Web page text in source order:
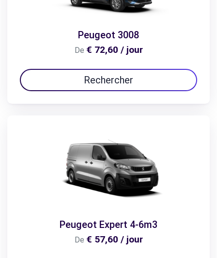
Peugeot 3008
De € 72,60 / jour
Rechercher
Peugeot Expert 4-6m3
De € 57,60 / jour